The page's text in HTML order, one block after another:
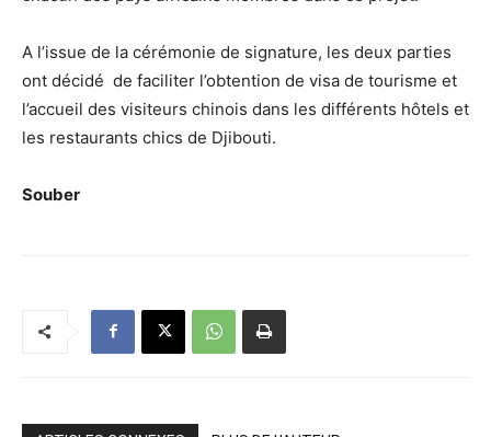
A l’issue de la cérémonie de signature, les deux parties
ont décidé de faciliter l’obtention de visa de tourisme et
l’accueil des visiteurs chinois dans les différents hôtels et
les restaurants chics de Djibouti.
Souber